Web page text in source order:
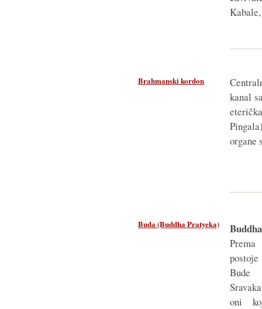
Brahmanski kordon
kanal
organe
Buda (Buddha Pratyeka)
Bude
oni